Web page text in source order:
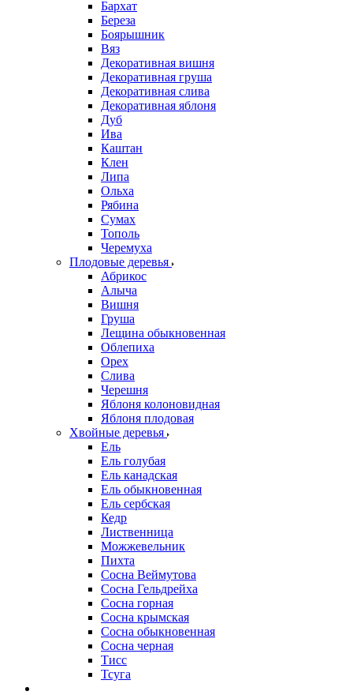
Бархат
Береза
Боярышник
Вяз
Декоративная вишня
Декоративная груша
Декоративная слива
Декоративная яблоня
Дуб
Ива
Каштан
Клен
Липа
Ольха
Рябина
Сумах
Тополь
Черемуха
Плодовые деревья
Абрикос
Алыча
Вишня
Груша
Лещина обыкновенная
Облепиха
Орех
Слива
Черешня
Яблоня колоновидная
Яблоня плодовая
Хвойные деревья
Ель
Ель голубая
Ель канадская
Ель обыкновенная
Ель сербская
Кедр
Лиственница
Можжевельник
Пихта
Сосна Веймутова
Сосна Гельдрейха
Сосна горная
Сосна крымская
Сосна обыкновенная
Сосна черная
Тисс
Тсуга